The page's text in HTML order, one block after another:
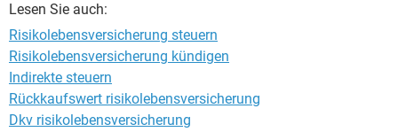
Lesen Sie auch:
Risikolebensversicherung steuern
Risikolebensversicherung kündigen
Indirekte steuern
Rückkaufswert risikolebensversicherung
Dkv risikolebensversicherung